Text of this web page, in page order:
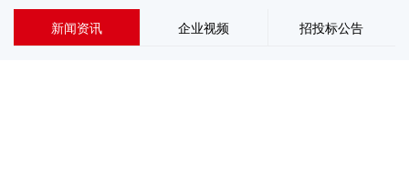
新闻资讯 企业视频 招投标公告